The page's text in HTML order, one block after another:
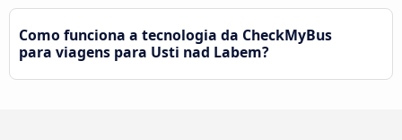
Como funciona a tecnologia da CheckMyBus
para viagens para Usti nad Labem?